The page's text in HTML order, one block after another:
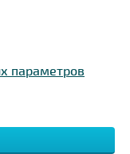
параметров